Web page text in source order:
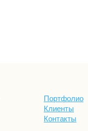
Портфолио
Клиенты
Контакты